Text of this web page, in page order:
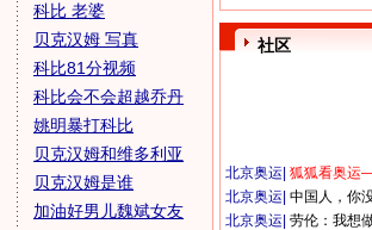
科比 老婆
贝克汉姆 写真
科比81分视频
科比会不会超越乔丹
姚明暴打科比
贝克汉姆和维多利亚
贝克汉姆是谁
加油好男儿魏斌女友
社区
北京奥运 狐狐看奥运
北京奥运 中国人，你
北京奥运 劳伦：我想